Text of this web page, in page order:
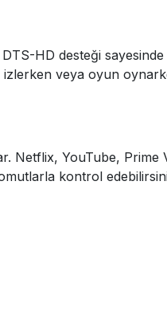
HD desteği
veya oyun
Netflix, YouTube,
kontrol